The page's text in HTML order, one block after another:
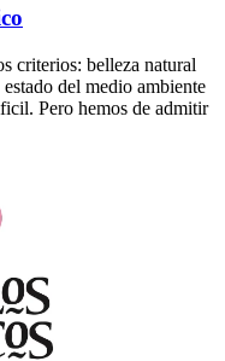
criterios: belleza natural
del medio ambiente
Pero hemos de admitir